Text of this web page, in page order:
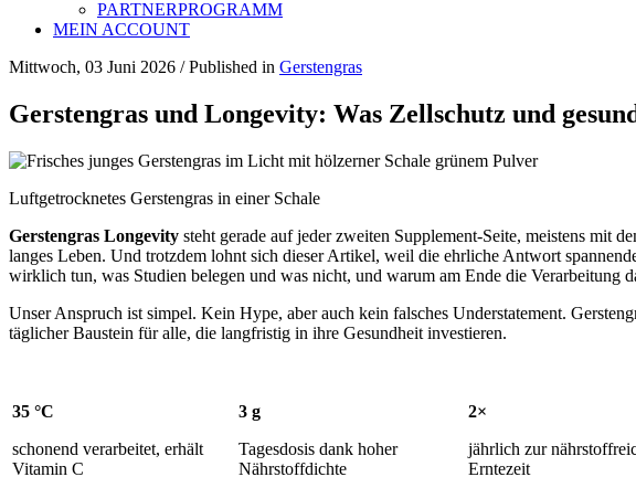
PARTNERPROGRAMM
MEIN ACCOUNT
Mittwoch, 03 Juni 2026 /Published in Gerstengras
Gerstengras und Longevity: Was Zellschutz und
Luftgetrocknetes Gerstengras in einer Schale
Gerstengras Longevity steht gerade auf jeder zweiten Supplement-Seite, meistens mit
langes Leben. Und trotzdem lohnt sich dieser Artikel, weil die ehrliche Antwort
wirklich tun, was Studien belegen und was nicht, und warum am Ende die Verarbeitung
Unser Anspruch ist simpel. Kein Hype, aber auch kein falsches Understatement.
täglicher Baustein für alle, die langfristig in ihre Gesundheit investieren.
35 °C
schonend verarbeitet, erhält
Vitamin C
3 g
Tagesdosis dank hoher
Nährstoffdichte
2×
jährlich zur
Erntezeit